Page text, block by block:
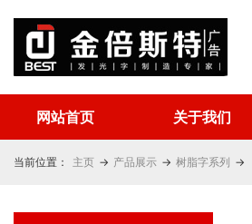
网站首页 关于我们
当前位置： 主页 → 产品展示 → 树脂字系列 →